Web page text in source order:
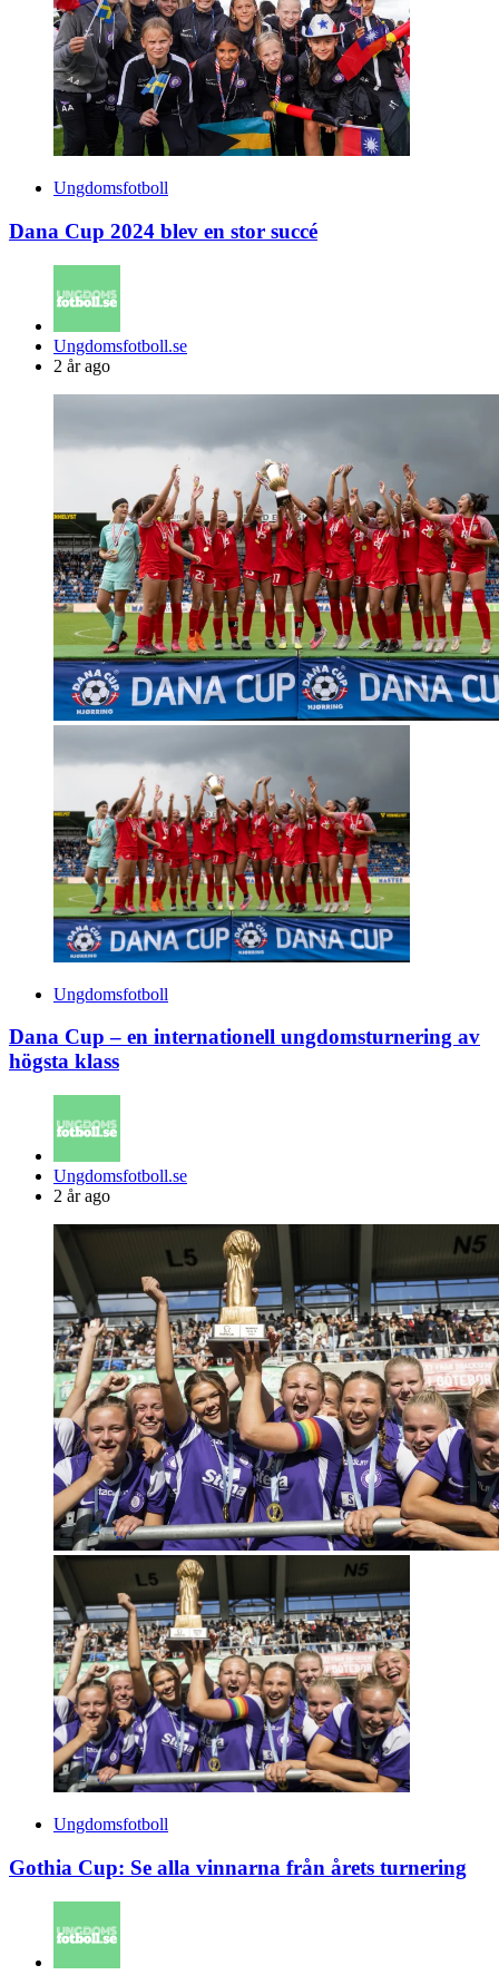
Ungdomsfotboll
Dana Cup 2024 blev en stor succé
Posted
by
Ungdomsfotboll.se
2 år ago
Ungdomsfotboll
Dana Cup – en internationell ungdomsturnering av
högsta klass
Posted
by
Ungdomsfotboll.se
2 år ago
Ungdomsfotboll
Gothia Cup: Se alla vinnarna från årets turnering